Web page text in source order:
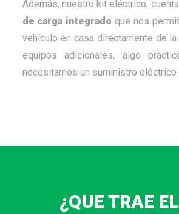
Además, nuestro kit eléctrico,
de carga integrado que nos
vehículo en casa directamente de
equipos adicionales, algo
necesitamos un suministro eléctrico
¿QUE TRAE